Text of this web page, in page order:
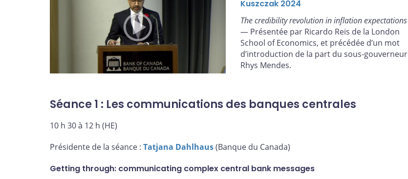
Kuszczak 2024
The credibility revolution in inflation expectations
— Présentée par Ricardo Reis de la London
School of Economics, et précédée d’un mot
d’introduction de la part du sous-gouverneur
Rhys Mendes.
Séance 1 : Les communications des banques centrales
10 h 30 à 12 h (HE)
Présidente de la séance : Tatjana Dahlhaus(Banque du Canada)
Getting through: communicating complex central bank messages